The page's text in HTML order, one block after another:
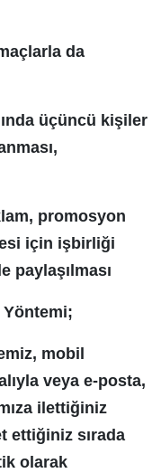
da
üçüncü kişiler
promosyon
için işbirliği
paylaşılması
mobil
veya e-posta,
ilettiğiniz
ettiğiniz sırada
olarak